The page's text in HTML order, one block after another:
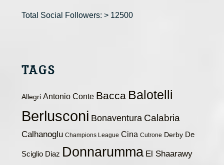
Total Social Followers: > 12500
TAGS
Allegri Antonio Conte Bacca Balotelli
Berlusconi Bonaventura Calabria
Calhanoglu Champions League Cina Cutrone Derby De
Sciglio Diaz Donnarumma El Shaarawy